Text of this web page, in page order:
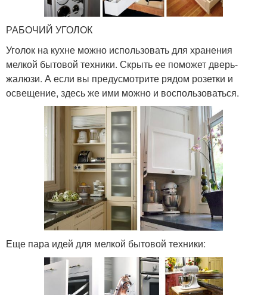
РАБОЧИЙ УГОЛОК
Уголок на кухне можно использовать для хранения
мелкой бытовой техники. Скрыть ее поможет дверь-
жалюзи. А если вы предусмотрите рядом розетки и
освещение, здесь же ими можно и воспользоваться.
Еще пара идей для мелкой бытовой техники: